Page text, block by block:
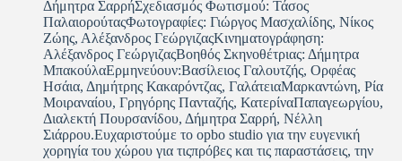
Δήμητρα ΣαρρήΣχεδιασμός Φωτισμού: Τάσος
ΠαλαιορούταςΦωτογραφίες: Γιώργος Μασχαλίδης, Νίκος
Ζώης, Αλέξανδρος ΓεώργιζαςΚινηματογράφηση:
Αλέξανδρος ΓεώργιζαςΒοηθός Σκηνοθέτριας: Δήμητρα
ΜπακούλαΕρμηνεύουν:Βασίλειος Γαλουτζής, Ορφέας
Ησάια, Δημήτρης Κακαρόντζας, ΓαλάτειαΜαρκαντώνη, Ρία
Μοιραναίου, Γρηγόρης Πανταζής, ΚατερίναΠαπαγεωργίου,
Διαλεκτή Πουρσανίδου, Δήμητρα Σαρρή, Νέλλη
Σιάρρου.Ευχαριστούμε το opbo studio για την ευγενική
χορηγία του χώρου για τιςπρόβες και τις παραστάσεις, την